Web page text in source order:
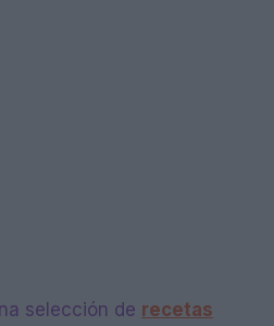
selección de recetas